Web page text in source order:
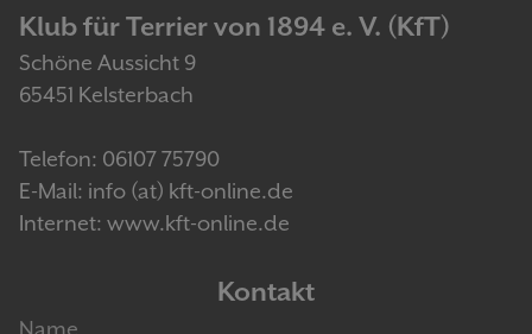
Klub für Terrier von 1894 e. V. (KfT)
Schöne Aussicht 9
65451 Kelsterbach
Telefon: 06107 75790
E-Mail: info (at) kft-online.de
Internet: www.kft-online.de
Kontakt